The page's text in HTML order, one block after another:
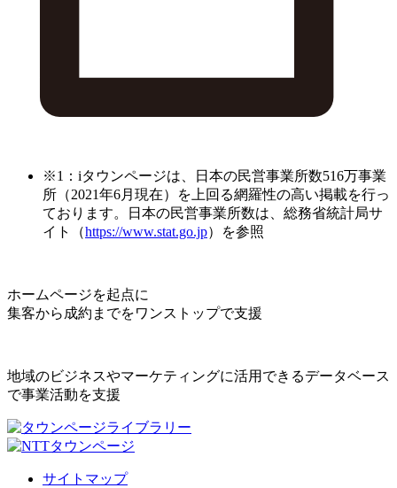
※1：iタウンページは、日本の民営事業所数516万事業
所（2021年6月現在）を上回る網羅性の高い掲載を行っ
ております。日本の民営事業所数は、総務省統計局サ
イト（https://www.stat.go.jp）を参照
ホームページを起点に
集客から成約までをワンストップで支援
地域のビジネスやマーケティングに活用できるデータベース
で事業活動を支援
サイトマップ